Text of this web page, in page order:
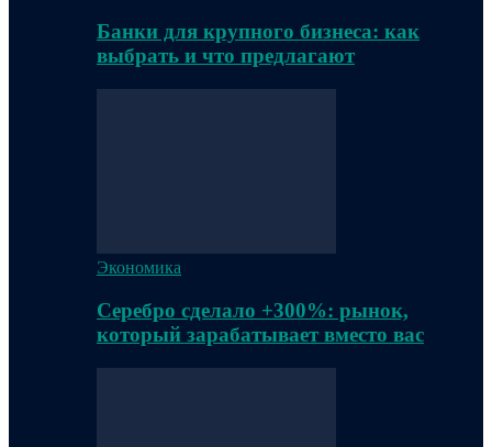
Банки для крупного бизнеса: как
выбрать и что предлагают
Экономика
Серебро сделало +300%: рынок,
который зарабатывает вместо вас